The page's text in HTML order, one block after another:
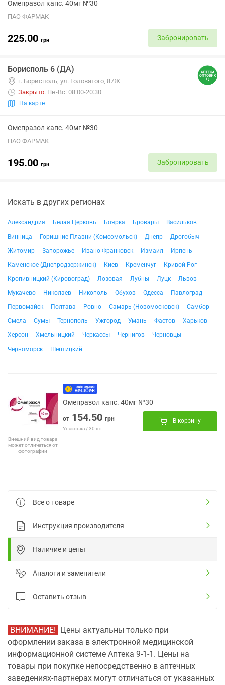
Омепразол капс. 40мг №30
ПАО ФАРМАК
225.00 грн Забронировать
Борисполь 6 (ДА)
г. Борисполь, ул. Головатого, 87Ж
Закрыто. Пн-Вс: 08:00-20:30
На карте
Омепразол капс. 40мг №30
ПАО ФАРМАК
195.00 грн Забронировать
Искать в других регионах
Александрия Белая Церковь Боярка Бровары
Васильков
Винница
Горишние Плавни (Комсомольск) Днепр
Дрогобыч
Житомир
Запорожье Ивано-Франковск Измаил
Ирпень
Каменское (Днепродзержинск)
Киев Кременчуг
Кривой Рог
Кропивницкий (Кировоград)
Лозовая Лубны Луцк
Львов
Мукачево
Николаев Никополь Обухов Одесса
Павлоград
Первомайск
Полтава Ровно Самарь (Новомосковск)
Самбор
Смела
Сумы Тернополь Ужгород Умань Фастов
Харьков
Херсон
Хмельницкий Черкассы Чернигов
Черновцы
Черноморск
Шептицкий
Внешний вид товара
может отличаться от
фотографии
Омепразол капс. 40мг №30
от 154.50 грн
Упаковка / 30 шт.
В корзину
Все о товаре
Инструкция производителя
Наличие и цены
Аналоги и заменители
Оставить отзыв
ВНИМАНИЕ! Цены актуальны только при
оформлении заказа в электронной медицинской
информационной системе Аптека 9-1-1. Цены на
товары при покупке непосредственно в аптечных
заведениях-партнерах могут отличаться от указанных